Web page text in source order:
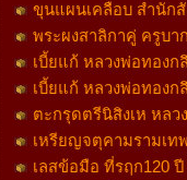
ขุนแผนเคลือบ สำนัก
พระผงสาลิกาคู่ ครูบ
เบี้ยแก้ หลวงพ่อทองก
เบี้ยแก้ หลวงพ่อทองก
ตะกรุดตรีนิสิงเห หลว
เหรียญจตุคามรามเท
เลสข้อมือ ที่รฤก120